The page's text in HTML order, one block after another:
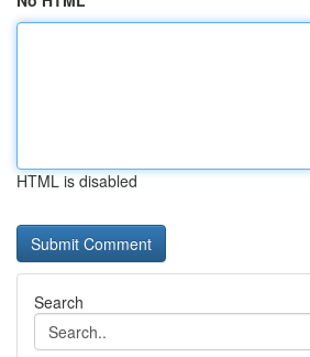
HTML is disabled
Search